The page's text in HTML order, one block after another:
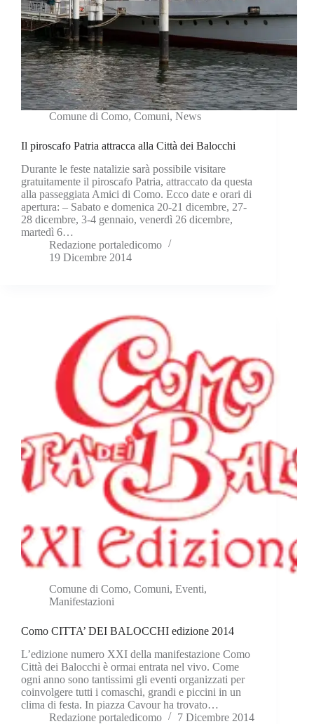
Comune di Como, Comuni, News
Il piroscafo Patria attracca alla Città dei Balocchi
Durante le feste natalizie sarà possibile visitare
gratuitamente il piroscafo Patria, attraccato da questa
alla passeggiata Amici di Como. Ecco date e orari di
apertura: – Sabato e domenica 20-21 dicembre, 27-
28 dicembre, 3-4 gennaio, venerdì 26 dicembre,
martedì 6…
Redazione portaledicomo
19 Dicembre 2014
Comune di Como, Comuni, Eventi,
Manifestazioni
Como CITTA’ DEI BALOCCHI edizione 2014
L’edizione numero XXI della manifestazione Como
Città dei Balocchi è ormai entrata nel vivo. Come
ogni anno sono tantissimi gli eventi organizzati per
coinvolgere tutti i comaschi, grandi e piccini in un
clima di festa. In piazza Cavour ha trovato…
Redazione portaledicomo
7 Dicembre 2014